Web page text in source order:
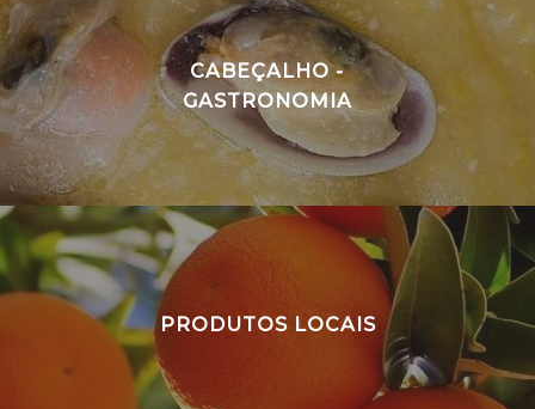
CABEÇALHO -
GASTRONOMIA
PRODUTOS LOCAIS